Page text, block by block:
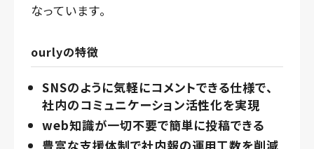
なっています。
ourlyの特徴
SNSのように気軽にコメントできる仕様で、
社内のコミュニケーション活性化を実現
web知識が一切不要で簡単に投稿できる
豊富な支援体制で社内報の運用工数を削減